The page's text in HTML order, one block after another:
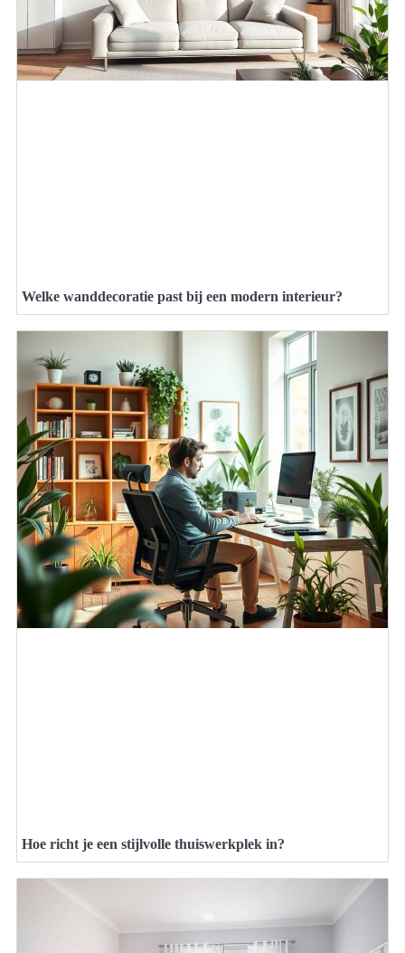
Welke wanddecoratie past bij een modern interieur?
Hoe richt je een stijlvolle thuiswerkplek in?